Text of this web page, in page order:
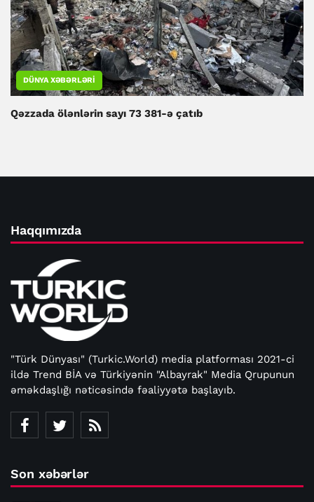
DÜNYA XƏBƏRLƏRI
Qəzzada ölənlərin sayı 73 381-ə çatıb
Haqqımızda
"Türk Dünyası" (Turkic.World) media platforması 2021-ci
ildə Trend BİA və Türkiyənin "Albayrak" Media Qrupunun
əməkdaşlığı nəticəsində fəaliyyətə başlayıb.
Son xəbərlər